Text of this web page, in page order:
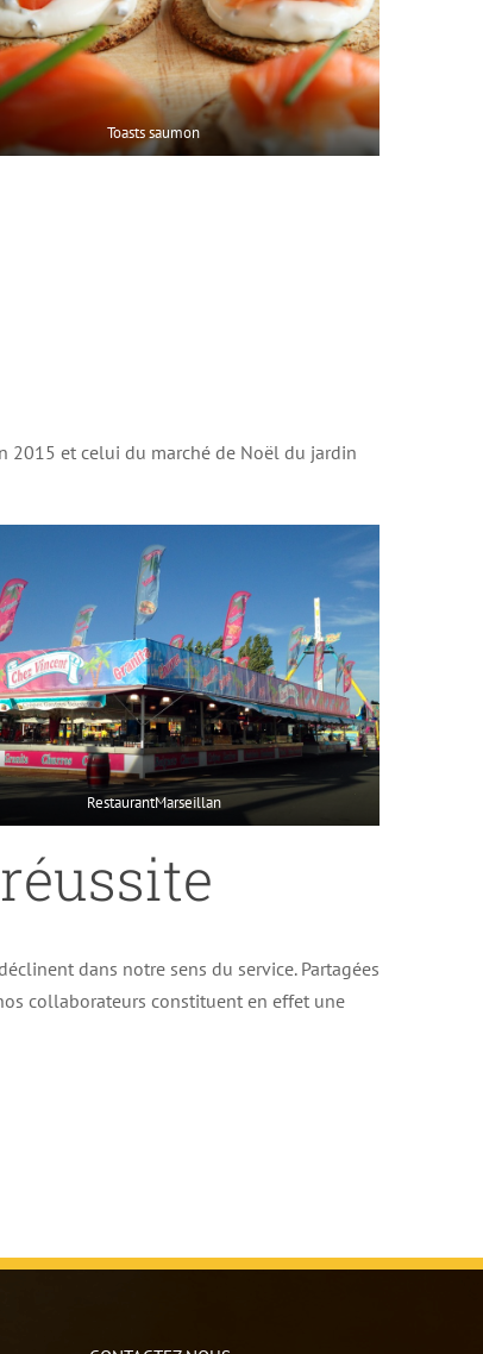
Toasts saumon
2015 et celui du marché de Noël du jardin
RestaurantMarseillan
dans notre sens du service. Partagées
collaborateurs constituent en effet une